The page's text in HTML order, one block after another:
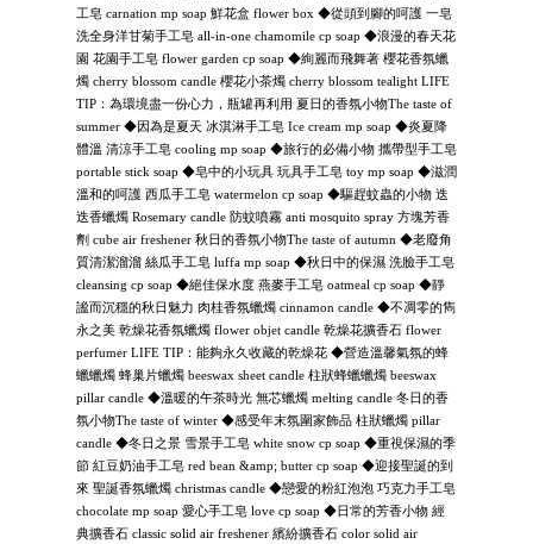
工皂 carnation mp soap 鮮花盒 flower box ◆從頭到腳的呵護 一皂
洗全身洋甘菊手工皂 all-in-one chamomile cp soap ◆浪漫的春天花
園 花園手工皂 flower garden cp soap ◆絢麗而飛舞著 櫻花香氛蠟
燭 cherry blossom candle 櫻花小茶燭 cherry blossom tealight LIFE
TIP：為環境盡一份心力，瓶罐再利用 夏日的香氛小物The taste of
summer ◆因為是夏天 冰淇淋手工皂 Ice cream mp soap ◆炎夏降
體溫 清涼手工皂 cooling mp soap ◆旅行的必備小物 攜帶型手工皂
portable stick soap ◆皂中的小玩具 玩具手工皂 toy mp soap ◆滋潤
溫和的呵護 西瓜手工皂 watermelon cp soap ◆驅趕蚊蟲的小物 迭
迭香蠟燭 Rosemary candle 防蚊噴霧 anti mosquito spray 方塊芳香
劑 cube air freshener 秋日的香氛小物The taste of autumn ◆老廢角
質清潔溜溜 絲瓜手工皂 luffa mp soap ◆秋日中的保濕 洗臉手工皂
cleansing cp soap ◆絕佳保水度 燕麥手工皂 oatmeal cp soap ◆靜
謐而沉穩的秋日魅力 肉桂香氛蠟燭 cinnamon candle ◆不凋零的雋
永之美 乾燥花香氛蠟燭 flower objet candle 乾燥花擴香石 flower
perfumer LIFE TIP：能夠永久收藏的乾燥花 ◆營造溫馨氣氛的蜂
蠟蠟燭 蜂巢片蠟燭 beeswax sheet candle 柱狀蜂蠟蠟燭 beeswax
pillar candle ◆溫暖的午茶時光 無芯蠟燭 melting candle 冬日的香
氛小物The taste of winter ◆感受年末氛圍家飾品 柱狀蠟燭 pillar
candle ◆冬日之景 雪景手工皂 white snow cp soap ◆重視保濕的季
節 紅豆奶油手工皂 red bean &amp; butter cp soap ◆迎接聖誕的到
來 聖誕香氛蠟燭 christmas candle ◆戀愛的粉紅泡泡 巧克力手工皂
chocolate mp soap 愛心手工皂 love cp soap ◆日常的芳香小物 經
典擴香石 classic solid air freshener 繽紛擴香石 color solid air